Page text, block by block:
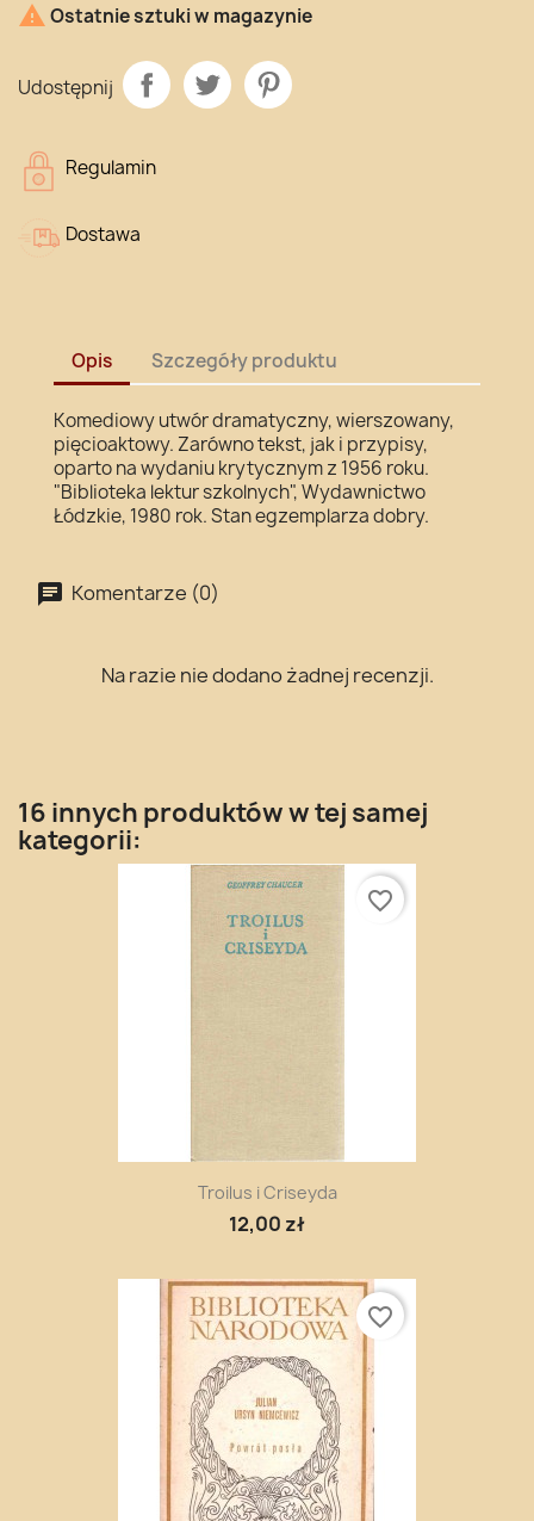
 Ostatnie sztuki w magazynie
Udostępnij
Regulamin
Dostawa
Opis Szczegóły produktu
Komediowy utwór dramatyczny, wierszowany,
pięcioaktowy. Zarówno tekst, jak i przypisy,
oparto na wydaniu krytycznym z 1956 roku.
"Biblioteka lektur szkolnych", Wydawnictwo
Łódzkie, 1980 rok. Stan egzemplarza dobry.
Komentarze (0)
Na razie nie dodano żadnej recenzji.
16 innych produktów w tej samej
kategorii:
Troilus i Criseyda
12,00 zł
favorite_border
favorite_border